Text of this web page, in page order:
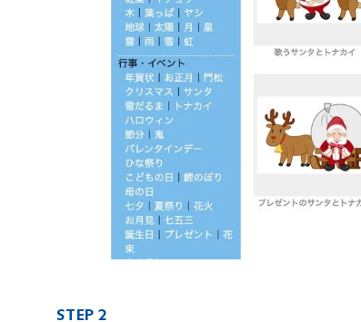
STEP 2